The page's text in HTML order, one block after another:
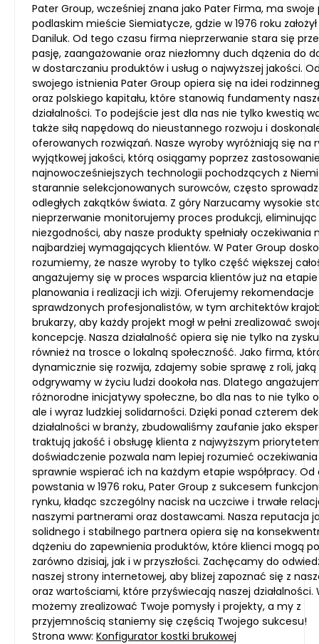
Pater Group, wcześniej znana jako Pater Firma, ma
podlaskim mieście Siemiatycze, gdzie w 1976 roku
Daniluk. Od tego czasu firma nieprzerwanie stara się
pasję, zaangażowanie oraz niezłomny duch dążenia do
w dostarczaniu produktów i usług o najwyższej jakości.
swojego istnienia Pater Group opiera się na idei
oraz polskiego kapitału, które stanowią fundamenty
działalności. To podejście jest dla nas nie tylko kwestią
także siłą napędową do nieustannego rozwoju i
oferowanych rozwiązań. Nasze wyroby wyróżniają się na
wyjątkowej jakości, którą osiągamy poprzez
najnowocześniejszych technologii pochodzących z
starannie selekcjonowanych surowców, często
odległych zakątków świata. Z góry Narzucamy wysokie
nieprzerwanie monitorujemy proces produkcji, eliminując
niezgodności, aby nasze produkty spełniały oczekiwania
najbardziej wymagających klientów. W Pater Group
rozumiemy, że nasze wyroby to tylko część większej
angażujemy się w proces wsparcia klientów już na etapie
planowania i realizacji ich wizji. Oferujemy rekomendacje
sprawdzonych profesjonalistów, w tym architektów
brukarzy, aby każdy projekt mogł w pełni zrealizować
koncepcję. Nasza działalność opiera się nie tylko na
również na trosce o lokalną społeczność. Jako firma,
dynamicznie się rozwija, zdajemy sobie sprawę z roli, jaką
odgrywamy w życiu ludzi dookoła nas. Dlatego
różnorodne inicjatywy społeczne, bo dla nas to nie tylko
ale i wyraz ludzkiej solidarności. Dzięki ponad czterem
działalności w branży, zbudowaliśmy zaufanie jako
traktują jakość i obsługę klienta z najwyższym
doświadczenie pozwala nam lepiej rozumieć
sprawnie wspierać ich na każdym etapie współpracy. Od
powstania w 1976 roku, Pater Group z sukcesem
rynku, kładąc szczególny nacisk na uczciwe i trwałe
naszymi partnerami oraz dostawcami. Nasza reputacja
solidnego i stabilnego partnera opiera się na
dążeniu do zapewnienia produktów, które klienci mogą
zarówno dzisiaj, jak i w przyszłości. Zachęcamy do
naszej strony internetowej, aby bliżej zapoznać się z
oraz wartościami, które przyświecają naszej działalności.
możemy zrealizować Twoje pomysły i projekty, a my z
przyjemnością staniemy się częścią Twojego sukcesu!
Strona www: Konfigurator kostki brukowej